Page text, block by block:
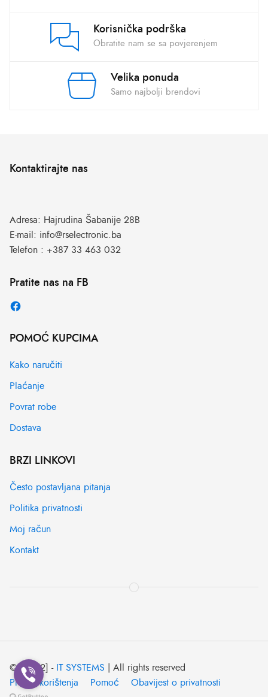
Korisnička podrška
Obratite nam se sa povjerenjem
Velika ponuda
Samo najbolji brendovi
Kontaktirajte nas
Adresa: Hajrudina Šabanije 28B
E-mail: info@rselectronic.ba
Telefon : +387 33 463 032
Pratite nas na FB
POMOĆ KUPCIMA
Kako naručiti
Plaćanje
Povrat robe
Dostava
BRZI LINKOVI
Često postavljana pitanja
Politika privatnosti
Moj račun
Kontakt
© [2022] - IT SYSTEMS | All rights reserved
Pravila korištenja
Pomoć Obavijest o privatnosti